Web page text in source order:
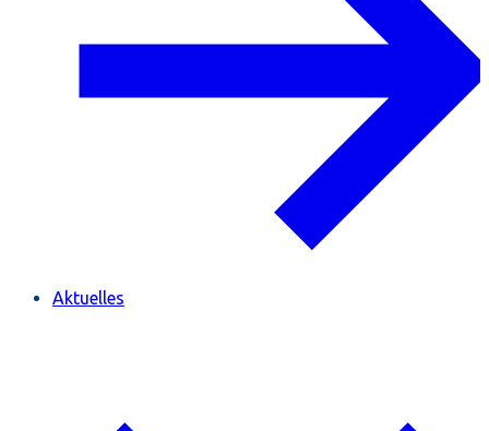
Aktuelles